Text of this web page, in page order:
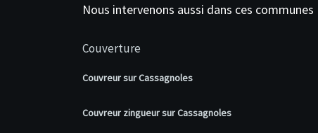
Nous intervenons aussi dans ces communes
Couverture
Couvreur sur Cassagnoles
Couvreur zingueur sur Cassagnoles